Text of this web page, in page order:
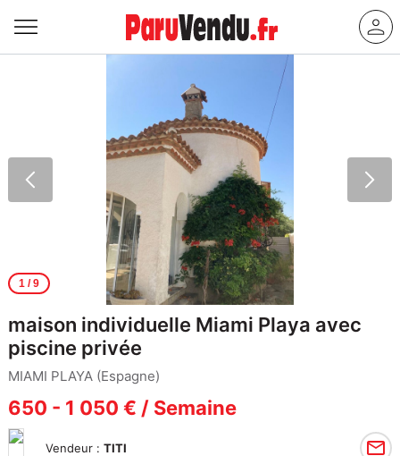
1/ 9
maison individuelle Miami Playa avec
piscine privée
MIAMI PLAYA (Espagne)
650 - 1 050 € / Semaine
Vendeur : TITI